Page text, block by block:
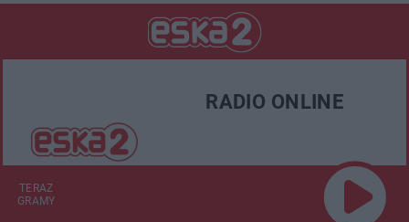
RADIO ONLINE
TERAZ
GRAMY